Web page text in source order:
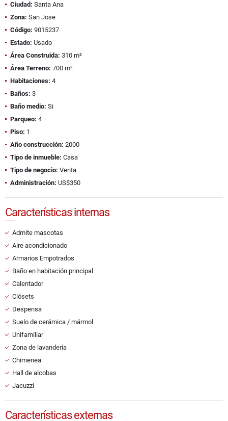
Ciudad: Santa Ana
Zona: San Jose
Código: 9015237
Estado: Usado
Área Construida: 310 m²
Área Terreno: 700 m²
Habitaciones: 4
Baños: 3
Baño medio: Si
Parqueo: 4
Piso: 1
Año construcción: 2000
Tipo de inmueble: Casa
Tipo de negocio: Venta
Administración: US$350
Características internas
Admite mascotas
Aire acondicionado
Armarios Empotrados
Baño en habitación principal
Calentador
Clósets
Despensa
Suelo de cerámica / mármol
Unifamiliar
Zona de lavandería
Chimenea
Hall de alcobas
Jacuzzi
Características externas